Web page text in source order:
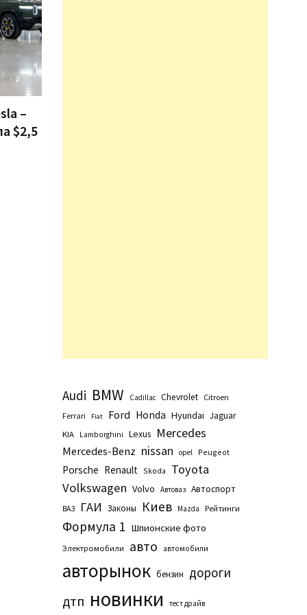
–
$2,5
Audi BMW Cadillac Chevrolet Citroen
Ferrari
Fiat Ford Honda Hyundai Jaguar
KIA Lamborghini Lexus Mercedes
Mercedes-Benz nissan opel Peugeot
Porsche Renault Skoda
Toyota
Volkswagen Volvo Автоваз Автоспорт
ВАЗ ГАИ Законы Киев Маzda Рейтинги
Формула 1 Шпионские фото
Электромобили авто автомобили
авторынок бензин дороги
дтп новинки тест драйв